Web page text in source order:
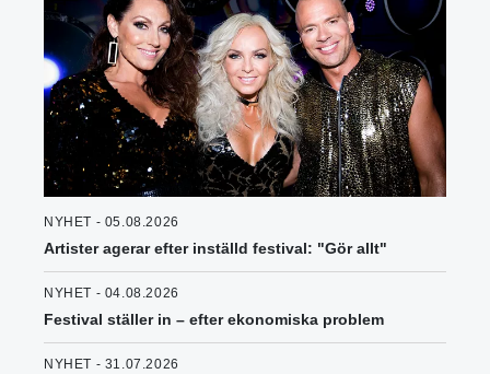
NYHET - 05.08.2026
Artister agerar efter inställd festival: "Gör allt"
NYHET - 04.08.2026
Festival ställer in – efter ekonomiska problem
NYHET - 31.07.2026